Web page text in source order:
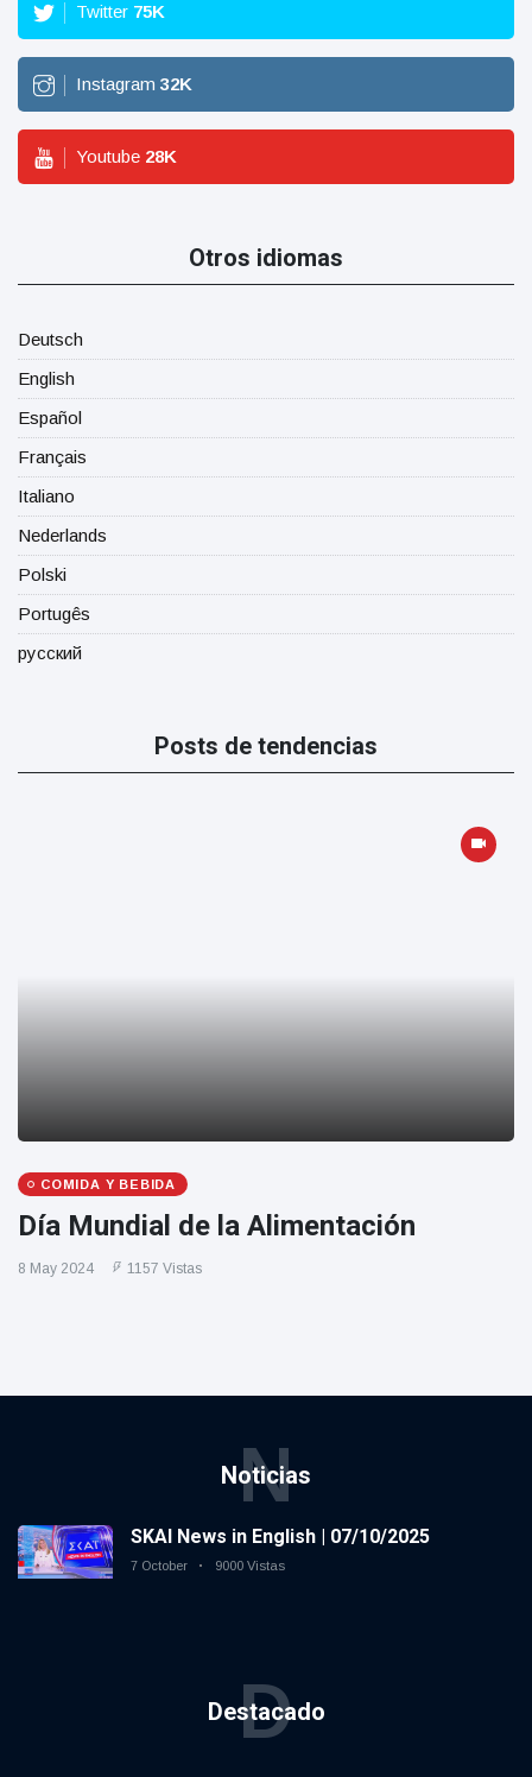
Twitter 75K
Instagram 32K
Youtube 28K
Otros idiomas
Deutsch
English
Español
Français
Italiano
Nederlands
Polski
Portugês
русский
Posts de tendencias
COMIDA Y BEBIDA
Día Mundial de la Alimentación
8 May 2024 1157 Vistas
Noticias
N
SKAI News in English | 07/10/2025
7 October 9000 Vistas
Destacado
D